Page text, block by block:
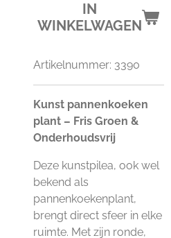
IN
WINKELWAGEN
Artikelnummer: 3390
Kunst pannenkoeken
plant – Fris Groen &
Onderhoudsvrij
Deze kunstpilea, ook wel
bekend als
pannenkoekenplant,
brengt direct sfeer in elke
ruimte. Met zijn ronde,